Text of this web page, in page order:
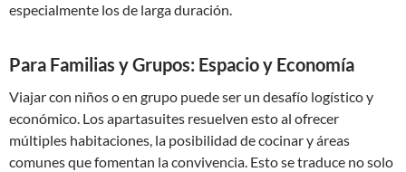
especialmente los de larga duración.
Para Familias y Grupos: Espacio y Economía
Viajar con niños o en grupo puede ser un desafío logístico y
económico. Los apartasuites resuelven esto al ofrecer
múltiples habitaciones, la posibilidad de cocinar y áreas
comunes que fomentan la convivencia. Esto se traduce no solo